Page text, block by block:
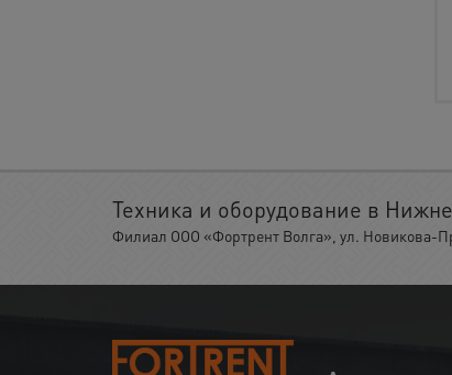
Техника и оборудование в
Филиал ООО «Фортрент Волга», ул. Новикова-